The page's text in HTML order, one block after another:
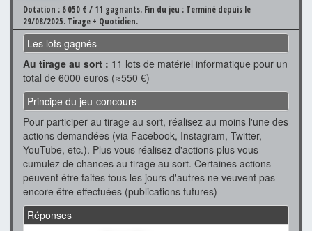
Dotation : 6 050 € / 11 gagnants. Fin du jeu : Terminé depuis le
29/08/2025. Tirage + Quotidien.
Les lots gagnés
Au tirage au sort : 11 lots de matériel informatique pour un
total de 6000 euros (≈550 €)
Principe du jeu-concours
Pour participer au tirage au sort, réalisez au moins l'une des
actions demandées (via Facebook, Instagram, Twitter,
YouTube, etc.). Plus vous réalisez d'actions plus vous
cumulez de chances au tirage au sort. Certaines actions
peuvent être faites tous les jours d'autres ne veuvent pas
encore être effectuées (publications futures)
Réponses